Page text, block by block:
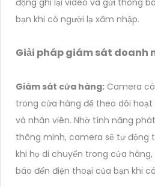
động ghi lại video và gửi thông
bạn khi có người lạ xâm nhập.
Giải pháp giám sát doanh
Giám sát cửa hàng: Camera
trong cửa hàng để theo dõi
và nhân viên. Nhờ tính năng
thông minh, camera sẽ tự động
khi họ di chuyển trong cửa
báo đến điện thoại của bạn khi